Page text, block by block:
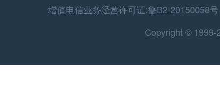
增值电信业务经营许可证:鲁B2-
Copyright © 1999-